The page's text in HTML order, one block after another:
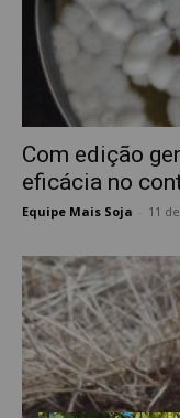
Com edição
eficácia no
Equipe Mais Soja 11